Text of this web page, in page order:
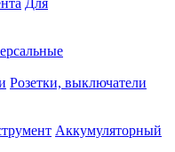
Для
Розетки, выключатели
Аккумуляторный